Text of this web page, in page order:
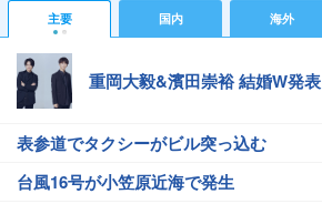
主要 国内 海外
重岡大毅&濱田崇裕 結婚W発表
表参道でタクシーがビル突っ込む
台風16号が小笠原近海で発生